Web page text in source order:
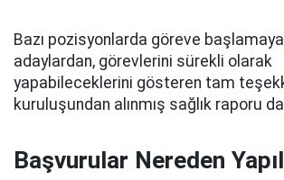
Bazı pozisyonlarda göreve
adaylardan, görevlerini sürekli olarak
yapabileceklerini gösteren tam
kuruluşundan alınmış sağlık raporu
Başvurular Nereden